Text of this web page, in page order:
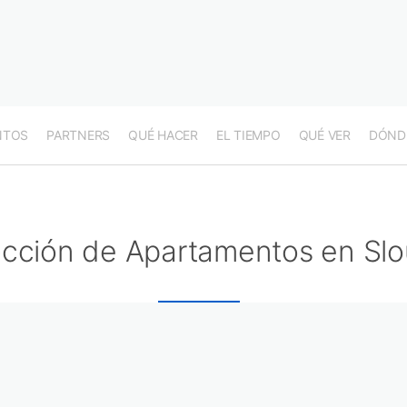
PARTNERS QUÉ HACER EL TIEMPO QUÉ VER
de Apartamentos en